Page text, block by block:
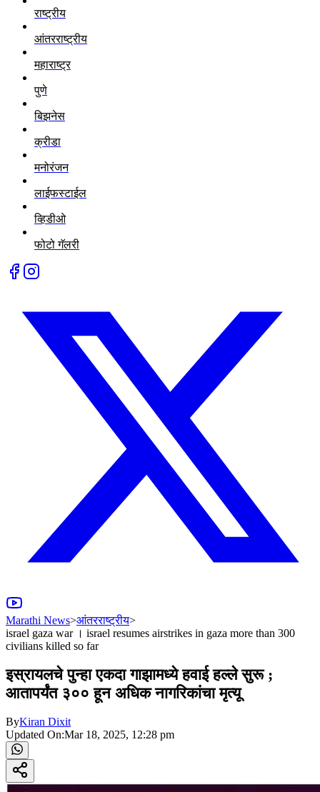
राष्ट्रीय
आंतरराष्ट्रीय
महाराष्ट्र
पुणे
बिझनेस
क्रीडा
मनोरंजन
लाईफस्टाईल
व्हिडीओ
फोटो गॅलरी
Marathi News>आंतरराष्ट्रीय>
israel gaza war । israel resumes airstrikes in gaza more than 300
civilians killed so far
इस्रायलचे पुन्हा एकदा गाझामध्ये हवाई हल्ले सुरू ;
आतापर्यंत ३०० हून अधिक नागरिकांचा मृत्यू
ByKiran Dixit
Updated On:Mar 18, 2025, 12:28 pm